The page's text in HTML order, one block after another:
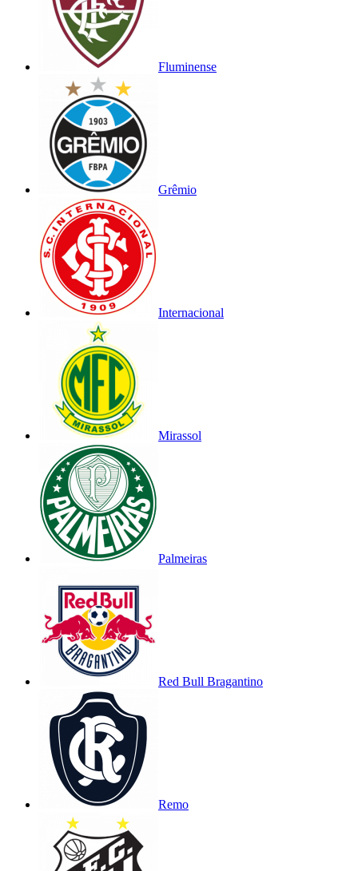
Fluminense
Grêmio
Internacional
Mirassol
Palmeiras
Red Bull Bragantino
Remo